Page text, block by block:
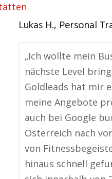
Lukas H., Personal
„Ich wollte mein
nächste Level
Goldleads hat mir
meine Angebote
auch bei Google
Österreich nach
von
hinaus schnell